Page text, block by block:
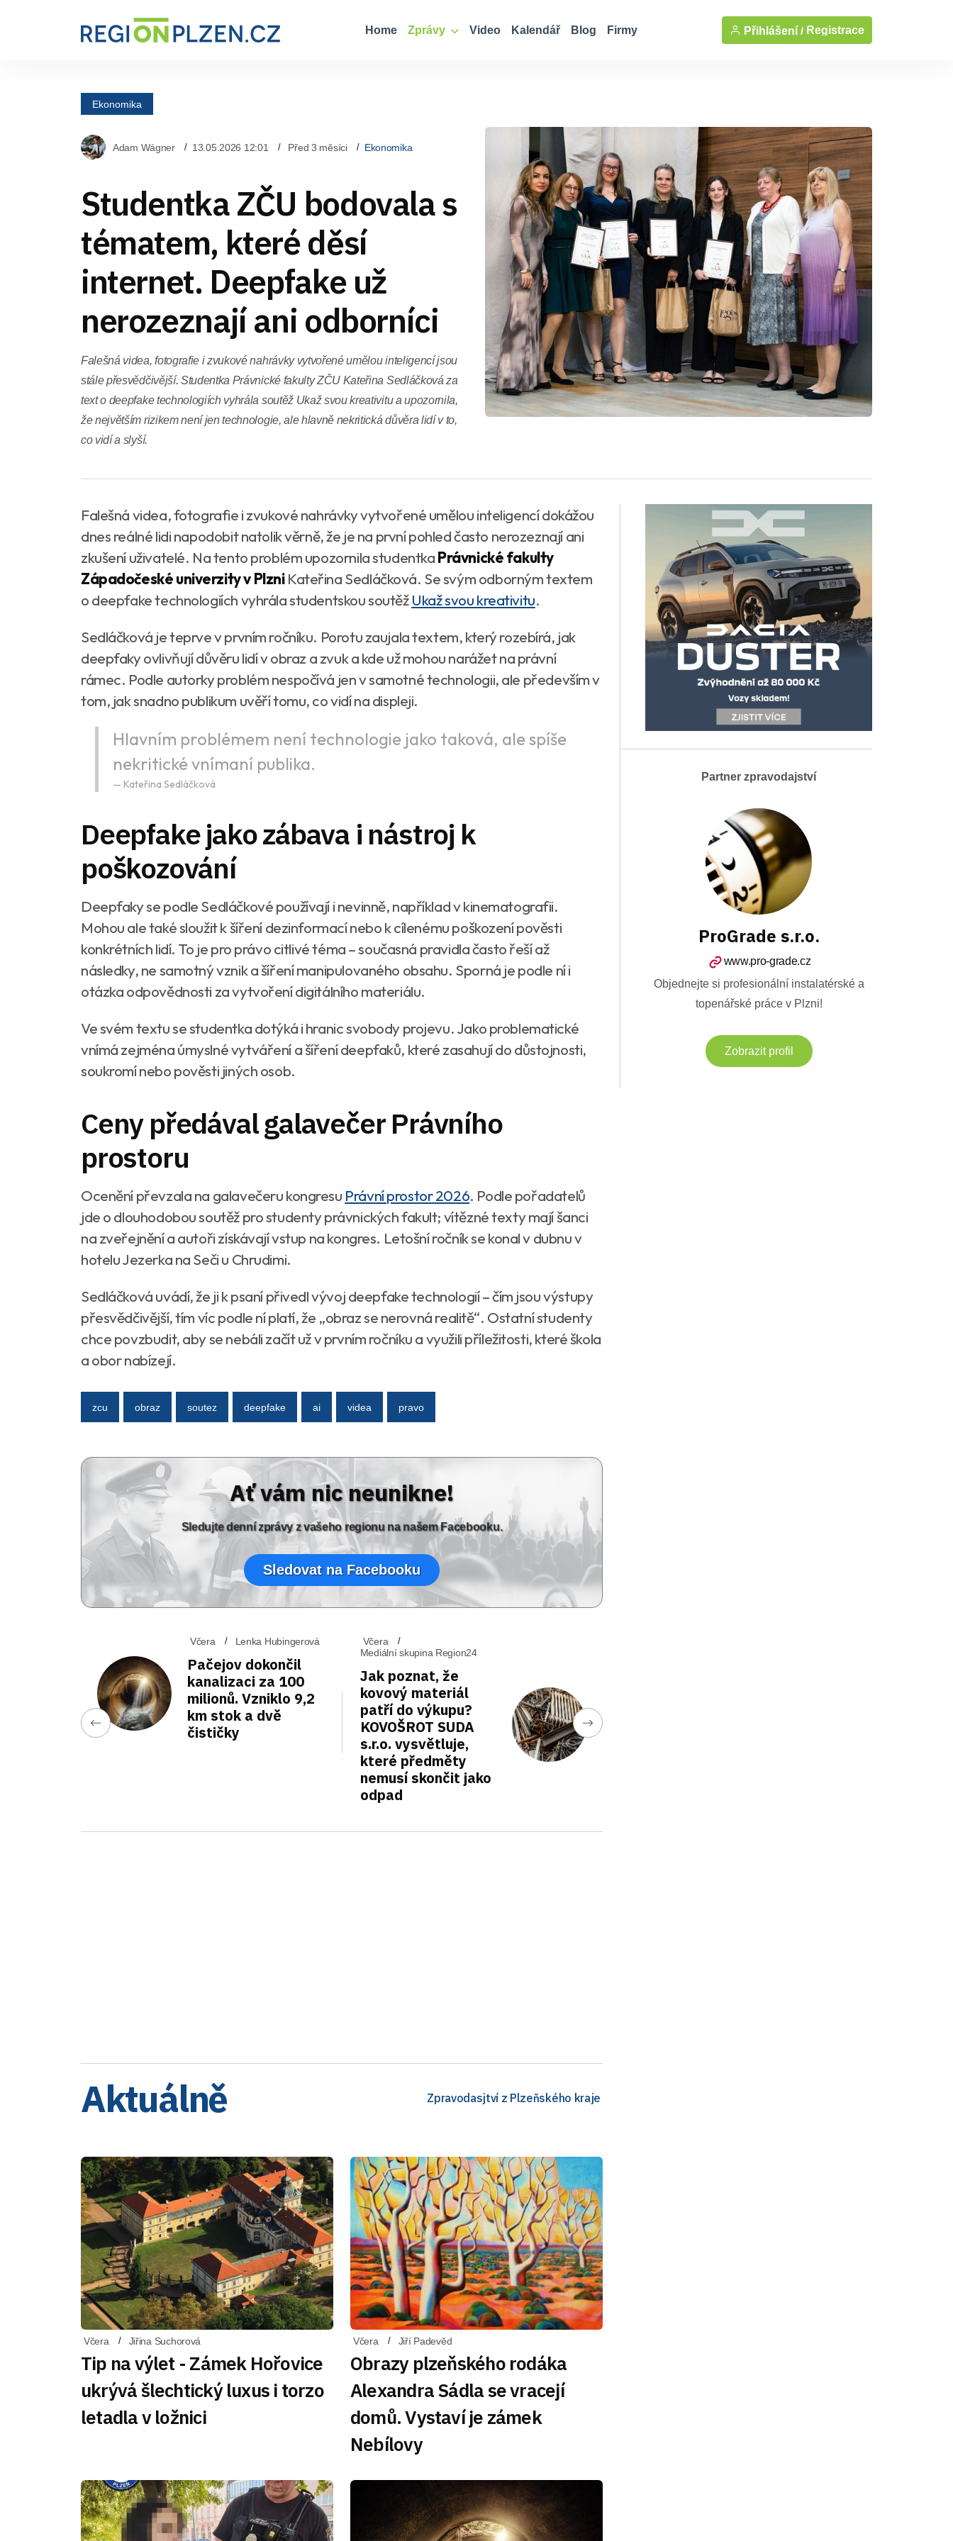
Home Zprávy Video Kalendář Blog Firmy Přihlášení / Registrace
Ekonomika
Adam Wágner 13.05.2026 12:01 Před 3 měsíci Ekonomika
Studentka ZČU bodovala s
tématem, které děsí
internet. Deepfake už
nerozeznají ani odborníci
Falešná videa, fotografie i zvukové nahrávky vytvořené umělou inteligencí jsou
stále přesvědčivější. Studentka Právnické fakulty ZČU Kateřina Sedláčková za
text o deepfake technologiích vyhrála soutěž Ukaž svou kreativitu a upozornila,
že největším rizikem není jen technologie, ale hlavně nekritická důvěra lidí v to,
co vidí a slyší.
Falešná videa, fotografie i zvukové nahrávky vytvořené umělou inteligencí dokážou
dnes reálné lidi napodobit natolik věrně, že je na první pohled často nerozeznají ani
zkušení uživatelé. Na tento problém upozornila studentkaPrávnické fakulty
Západočeské univerzity v PlzniKateřina Sedláčková. Se svým odborným textem
o deepfake technologiích vyhrála studentskou soutěžUkaž svou kreativitu.
Sedláčková je teprve v prvním ročníku. Porotu zaujala textem, který rozebírá, jak
deepfaky ovlivňují důvěru lidí v obraz a zvuk a kde už mohou narážet na právní
rámec. Podle autorky problém nespočívá jen v samotné technologii, ale především v
tom, jak snadno publikum uvěří tomu, co vidí na displeji.
Hlavním problémem není technologie jako taková, ale spíše
nekritické vnímaní publika.
Kateřina Sedláčková
Deepfake jako zábava i nástroj k
poškozování
Deepfaky se podle Sedláčkové používají i nevinně, například v kinematografii.
Mohou ale také sloužit k šíření dezinformací nebo k cílenému poškození pověsti
konkrétních lidí. To je pro právo citlivé téma – současná pravidla často řeší až
následky, ne samotný vznik a šíření manipulovaného obsahu. Sporná je podle ní i
otázka odpovědnosti za vytvoření digitálního materiálu.
Ve svém textu se studentka dotýká i hranic svobody projevu. Jako problematické
vnímá zejména úmyslné vytváření a šíření deepfaků, které zasahují do důstojnosti,
soukromí nebo pověsti jiných osob.
Ceny předával galavečer Právního
prostoru
Ocenění převzala na galavečeru kongresu Právní prostor 2026. Podle pořadatelů
jde o dlouhodobou soutěž pro studenty právnických fakult; vítězné texty mají šanci
na zveřejnění a autoři získávají vstup na kongres. Letošní ročník se konal v dubnu v
hotelu Jezerka na Seči u Chrudimi.
Sedláčková uvádí, že ji k psaní přivedl vývoj deepfake technologií – čím jsou výstupy
přesvědčivější, tím víc podle ní platí, že „obraz se nerovná realitě“. Ostatní studenty
chce povzbudit, aby se nebáli začít už v prvním ročníku a využili příležitosti, které škola
a obor nabízejí.
zcu obraz soutez deepfake ai videa pravo
Ať vám nic neunikne!
Sledujte denní zprávy z vašeho regionu na našem Facebooku.
Sledovat na Facebooku
Včera Lenka Hubingerová
Pačejov dokončil
kanalizaci za 100
milionů. Vzniklo 9,2
km stok a dvě
čističky
Včera
Mediální skupina Region24
Jak poznat, že
kovový materiál
patří do výkupu?
KOVOŠROT SUDA
s.r.o. vysvětluje,
které předměty
nemusí skončit jako
odpad
Aktuálně Zpravodasjtví z Plzeňského kraje
Včera Jiřina Suchorová
Tip na výlet - Zámek Hořovice
ukrývá šlechtický luxus i torzo
letadla v ložnici
Včera Jiří Padevěd
Obrazy plzeňského rodáka
Alexandra Sádla se vracejí
domů. Vystaví je zámek
Nebílovy
Partner zpravodajství
ProGrade s.r.o.
www.pro-grade.cz
Objednejte si profesionální instalatérské a
topenářské práce v Plzni!
Zobrazit profil